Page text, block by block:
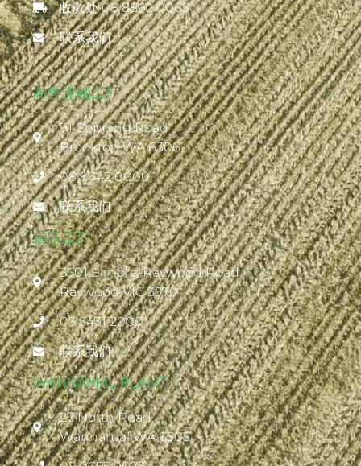
收款处 08 8862 0065
联系我们
布鲁克顿工厂
91 Copping Road
Brookton WA 6306
08 9642 0000
联系我们
雷沃工厂
3501 Elmore-Raywood Road
Raywood VIC 3570
03 5431 2000
联系我们
WANNAMAL PLANT
27 North Road
Wannamal WA 6505